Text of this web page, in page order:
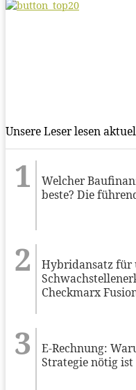
Unsere Leser lesen
Welcher
beste? Die
Hybridansatz für
Checkmarx
E-Rechnung:
Strategie nötig ist